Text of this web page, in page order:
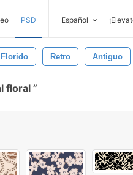
PSD Español
Florido Retro Antiguo
floral